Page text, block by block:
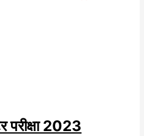
परीक्षा 2023